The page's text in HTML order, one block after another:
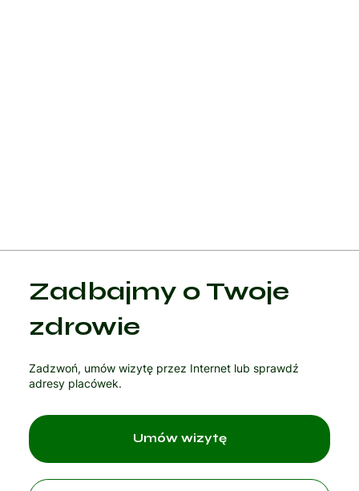
Zadbajmy o Twoje
zdrowie
Zadzwoń, umów wizytę przez Internet lub sprawdź
adresy placówek.
Umów wizytę